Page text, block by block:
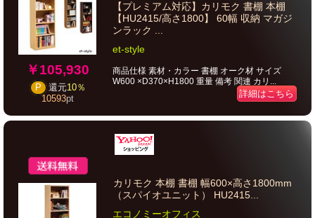
￥105,930
P 還元10％
10593pt
【プレミアム対応】カリモク 書棚 本棚
【HU2415/高さ1800】 60幅 収納 マガジ
ンラック ...
et-style
商品仕様 素材・カラー 書棚 オーク材 サイズ
W600 ×D370×H1800 重量 備考 関連 カリ...
詳細はこちら
カリモク 本棚 書棚 幅600×高さ1800mm
（スパイオユニット） HU2415...
エコノミーオフィス